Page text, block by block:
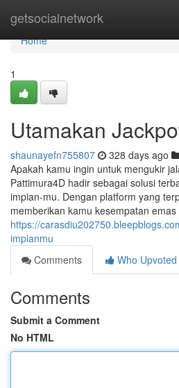
getsocialnetwork
Home
Home
1
Utamakan
shaunayefn755807 328 days ago
Apakah kamu ingin untuk mengukir
Pattimura4D hadir sebagai solusi
impian-mu. Dengan platform yang
memberikan kamu kesempatan
https://
impianmu
Comments
Who Upvoted
Comments
Submit a Comment
No HTML